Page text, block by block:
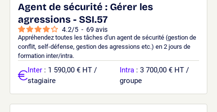
Agent de sécurité : Gérer les
agressions - SSI.57
4.2/5 - 69 avis
Appréhendez toutes les tâches d'un agent de sécurité (gestion de
conflit, self-défense, gestion des agressions etc.) en 2 jours de
formation inter/intra.
Inter : 1 590,00 € HT /
stagiaire
Intra : 3 700,00 € HT /
groupe